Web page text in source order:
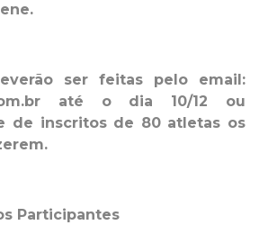
ser feitas pelo email:
até o dia 10/12 ou
de inscritos de 80 atletas os
Participantes